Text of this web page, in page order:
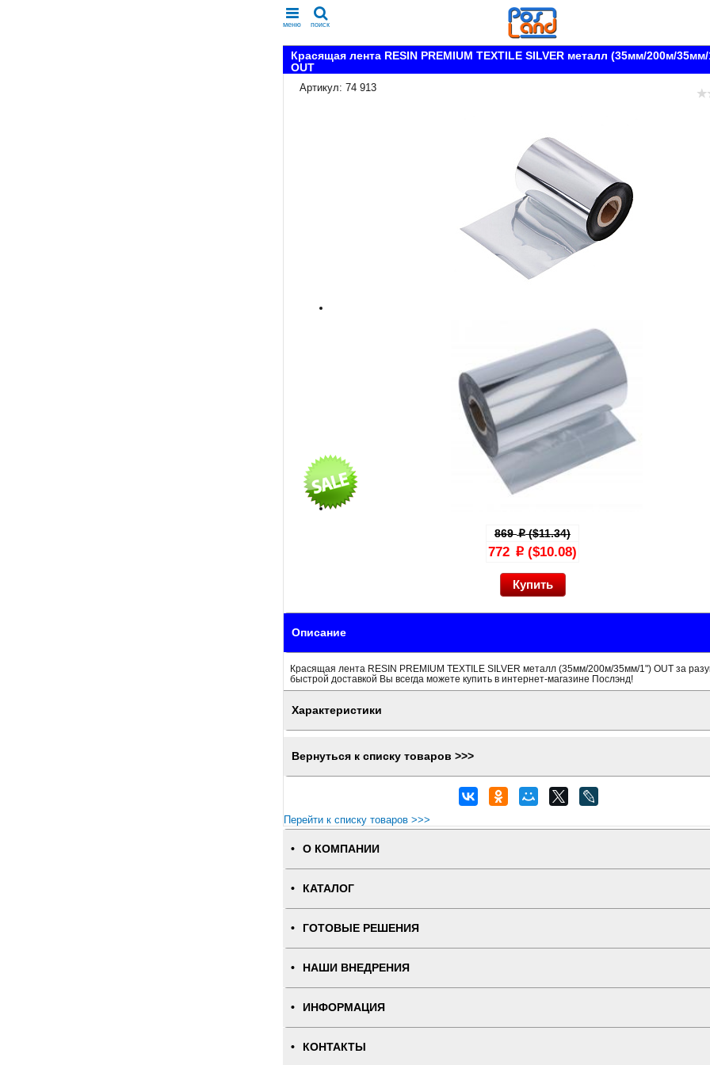
меню поиск
Красящая лента RESIN PREMIUM TEXTILE SILVER металл (35мм/200м/
OUT
Артикул: 74 913
869p($11.34)
772 p ($10.08)
Описание
Красящая лента RESIN PREMIUM TEXTILE SILVER металл (35мм/200м/35мм/1") OUT за
быстрой доставкой Вы всегда можете купить в интернет-магазине Послэнд!
Характеристики
Вернуться к списку товаров >>>
Перейти к списку товаров >>>
О КОМПАНИИ
КАТАЛОГ
ГОТОВЫЕ РЕШЕНИЯ
НАШИ ВНЕДРЕНИЯ
ИНФОРМАЦИЯ
КОНТАКТЫ